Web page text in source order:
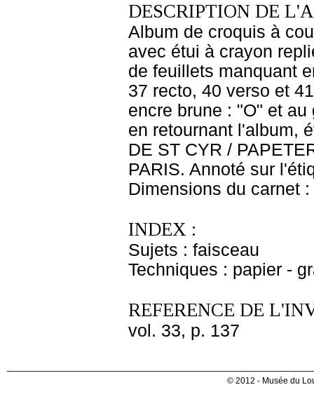
DESCRIPTION DE
Album de croquis à
avec étui à crayon
de feuillets manquant
37 recto, 40 verso et
encre brune : "O" et
en retournant l'album,
DE ST CYR /
PARIS. Annoté sur
Dimensions du carnet
INDEX :
Sujets : faisceau
Techniques : papier -
REFERENCE DE
vol. 33, p. 137
© 2012 - Musée du